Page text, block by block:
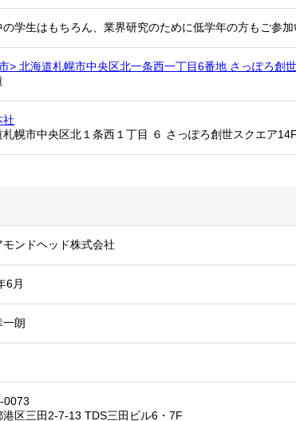
の学生はもちろん、業界研究のために低学年の方もご参
> 北海道札幌市中央区北一条西一丁目6番地 さっぽろ創
社
札幌市中央区北１条西１丁目 ６ さっぽろ創世スクエア
モンドヘッド株式会社
6月
一朗
0073
港区三田2-7-13 TDS三田ビル6・7F